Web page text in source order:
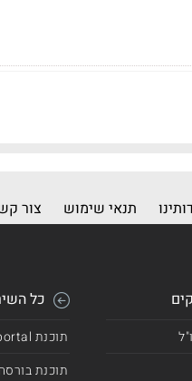
תנאי שימוש צור
כל
תוכנת Terminal Bizportal
תוכנת